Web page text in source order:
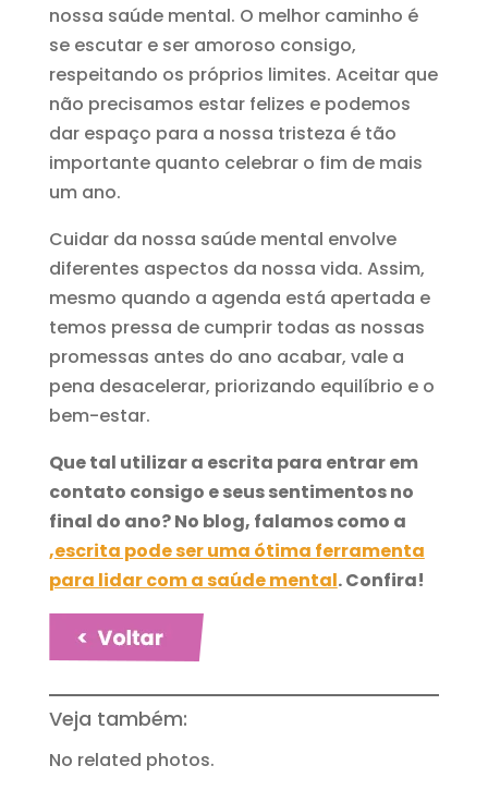
nossa saúde mental. O melhor caminho é
se escutar e ser amoroso consigo,
respeitando os próprios limites. Aceitar que
não precisamos estar felizes e podemos
dar espaço para a nossa tristeza é tão
importante quanto celebrar o fim de mais
um ano.
Cuidar da nossa saúde mental envolve
diferentes aspectos da nossa vida. Assim,
mesmo quando a agenda está apertada e
temos pressa de cumprir todas as nossas
promessas antes do ano acabar, vale a
pena desacelerar, priorizando equilíbrio e o
bem-estar.
Que tal utilizar a escrita para entrar em
contato consigo e seus sentimentos no
final do ano? No blog, falamos como a
,escrita pode ser uma ótima ferramenta
para lidar com a saúde mental. Confira!
Veja também:
No related photos.